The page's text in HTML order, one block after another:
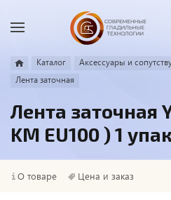
Каталог
Аксессуары и
Лента заточная
Лента заточная
KM EU100 ) 1
О товаре Цена и заказ